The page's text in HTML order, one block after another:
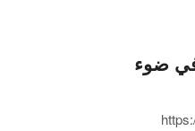
في ضوء